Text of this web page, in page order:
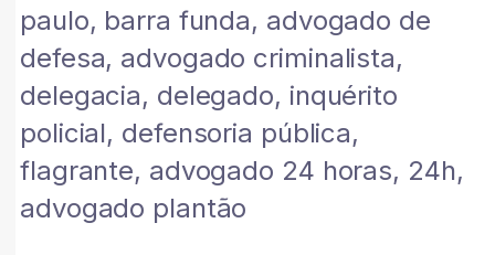
paulo, barra funda, advogado de
defesa, advogado criminalista,
delegacia, delegado, inquérito
policial, defensoria pública,
flagrante, advogado 24 horas, 24h,
advogado plantão